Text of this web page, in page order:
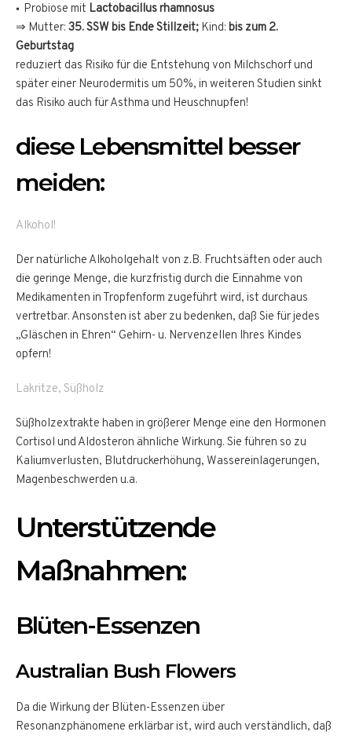
Probiose mit Lactobacillus rhamnosus
⇒ Mutter: 35. SSW bis Ende Stillzeit; Kind: bis zum 2.
Geburtstag
reduziert das Risiko für die Entstehung von Milchschorf und
später einer Neurodermitis um 50%, in weiteren Studien sinkt
das Risiko auch für Asthma und Heuschnupfen!
diese Lebensmittel besser
meiden:
Alkohol!
Der natürliche Alkoholgehalt von z.B. Fruchtsäften oder auch
die geringe Menge, die kurzfristig durch die Einnahme von
Medikamenten in Tropfenform zugeführt wird, ist durchaus
vertretbar. Ansonsten ist aber zu bedenken, daß Sie für jedes
„Gläschen in Ehren“ Gehirn- u. Nervenzellen Ihres Kindes
opfern!
Lakritze, Süßholz
Süßholzextrakte haben in größerer Menge eine den Hormonen
Cortisol und Aldosteron ähnliche Wirkung. Sie führen so zu
Kaliumverlusten, Blutdruckerhöhung, Wassereinlagerungen,
Magenbeschwerden u.a.
Unterstützende
Maßnahmen:
Blüten-Essenzen
Australian Bush Flowers
Da die Wirkung der Blüten-Essenzen über
Resonanzphänomene erklärbar ist, wird auch verständlich, daß